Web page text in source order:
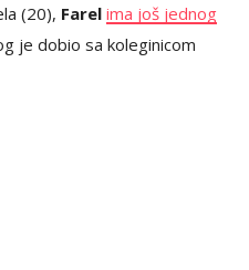
(20), Farel ima još jednog
je dobio sa koleginicom